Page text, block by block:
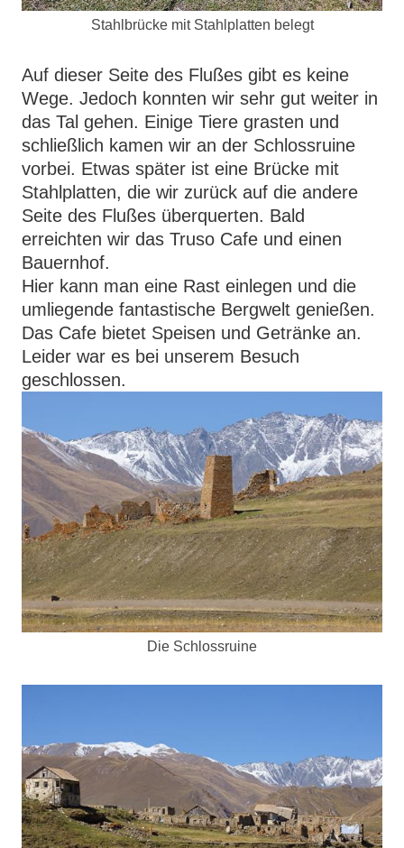
Stahlbrücke mit Stahlplatten belegt
Auf dieser Seite des Flußes gibt es keine
Wege. Jedoch konnten wir sehr gut weiter in
das Tal gehen. Einige Tiere grasten und
schließlich kamen wir an der Schlossruine
vorbei. Etwas später ist eine Brücke mit
Stahlplatten, die wir zurück auf die andere
Seite des Flußes überquerten. Bald
erreichten wir das Truso Cafe und einen
Bauernhof.
Hier kann man eine Rast einlegen und die
umliegende fantastische Bergwelt genießen.
Das Cafe bietet Speisen und Getränke an.
Leider war es bei unserem Besuch
geschlossen.
Die Schlossruine